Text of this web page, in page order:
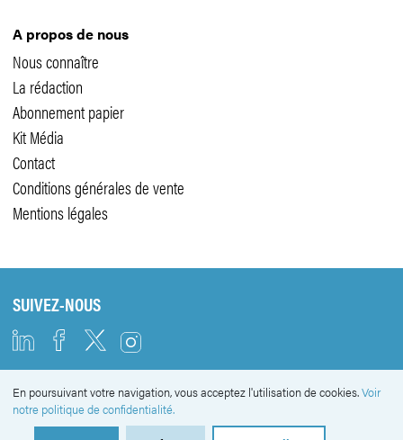
A propos de nous
Nous connaître
La rédaction
Abonnement papier
Kit Média
Contact
Conditions générales de vente
Mentions légales
SUIVEZ-NOUS
NEWSLETTER
En poursuivant votre navigation, vous acceptez l'utilisation de cookies.Voir
notre politique de confidentialité.